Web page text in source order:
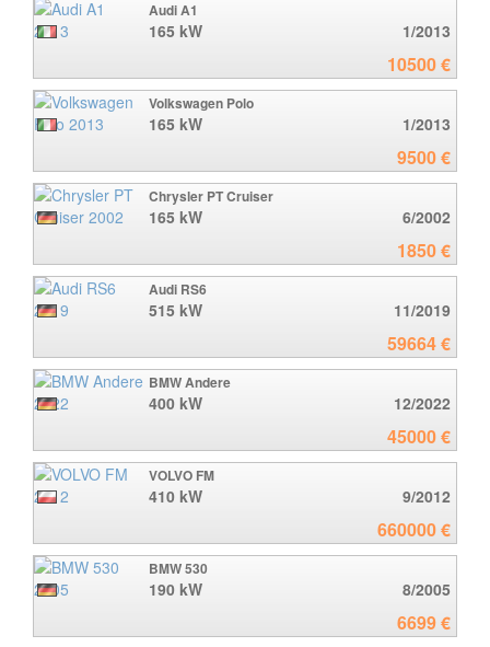
Audi A1
165 kW 1/2013
10500 €
Volkswagen Polo
165 kW 1/2013
9500 €
Chrysler PT Cruiser
165 kW 6/2002
1850 €
Audi RS6
515 kW 11/2019
59664 €
BMW Andere
400 kW 12/2022
45000 €
VOLVO FM
410 kW 9/2012
660000 €
BMW 530
190 kW 8/2005
6699 €